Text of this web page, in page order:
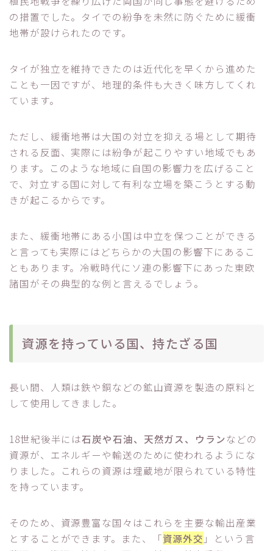
の措置でした。タイでの紛争を未然に防ぐために緩衝
地帯が設けられたのです。
タイが独立を維持できたのは近代化を早くから進めた
ことも一因ですが、地理的条件も大きく味方してくれ
ています。
ただし、緩衝地帯は大国の対立を抑える場として期待
される反面、実際には紛争が起こりやすい地域でもあ
ります。このような地域に自国の影響力を広げること
で、対立する国に対して有利な立場を築こうとする動
きが起こるからです。
また、緩衝地帯にある小国は中立を保つことができる
と言っても実際にはどちらかの大国の影響下にあるこ
ともあります。冷戦時代にソ連の影響下にあった東欧
諸国がその典型的な例と言えるでしょう。
資源を持っている国、持たざる国
長い間、人類は鉄や銅などの鉱山資源を製造の原料と
して使用してきました。
18世紀後半には石炭や石油、天然ガス、ウランなどの
資源が、エネルギーや輸送のために使われるようにな
りました。これらの資源は埋蔵地が限られている特性
を持っています。
そのため、資源豊富な国々はこれらを主要な輸出産業
とすることができます。また、「資源外交 」という言